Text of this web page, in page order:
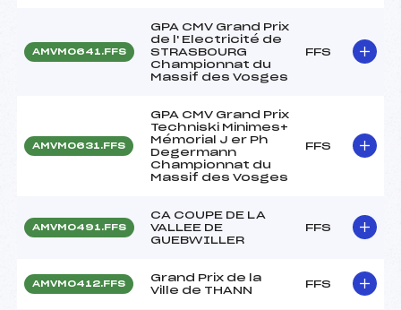
AMVM0641.FFS
GPA CMV Grand Prix
de l' Electricité de
STRASBOURG
Championnat du
Massif des Vosges
FFS
AMVM0631.FFS
GPA CMV Grand Prix
Techniski Minimes+
Mémorial J er Ph
Degermann
Championnat du
Massif des Vosges
FFS
AMVM0491.FFS
CA COUPE DE LA
VALLEE DE
GUEBWILLER
FFS
AMVM0412.FFS
Grand Prix de la
Ville de THANN
FFS